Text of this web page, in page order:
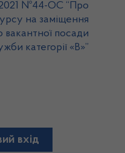
№44-ОС “Про
на заміщення
вакантної посади
категорії «В»”
вхід